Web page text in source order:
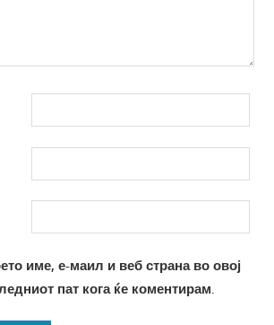
име, е-маил и веб страна во овој
пат кога ќе коментирам.